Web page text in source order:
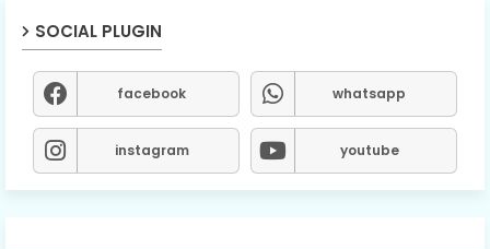
SOCIAL PLUGIN
facebook whatsapp
instagram youtube